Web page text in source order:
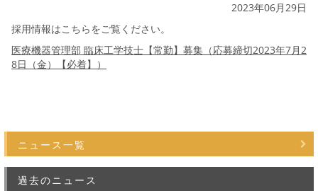
2023年06月29日
採用情報はこちらをご覧ください。
医療機器管理部 臨床工学技士【常勤】募集（応募締切2023年7月2
8日（金）【必着】）
ニュース一覧
過去のニュース